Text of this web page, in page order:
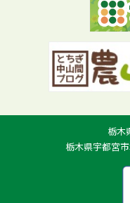
栃木
栃木県宇都宮